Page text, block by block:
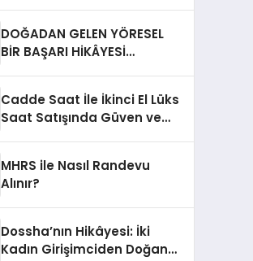
DOĞADAN GELEN YÖRESEL
BİR BAŞARI HİKÂYESİ
Yöresel Işkın Kökü Sirkesi
Cadde Saat İle İkinci El Lüks
Saat Satışında Güven ve
MHRS ile Nasıl Randevu
Alınır?
Dossha’nın Hikâyesi: İki
Kadın Girişimciden Doğan